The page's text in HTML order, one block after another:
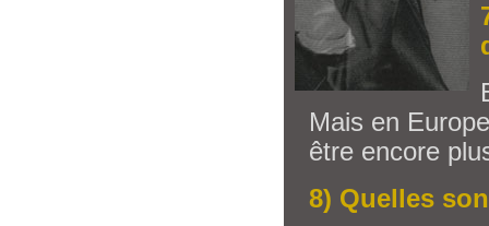
Mais en
être encore
8) Quelles